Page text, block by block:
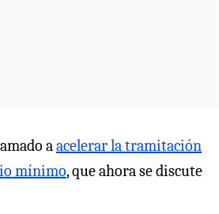
aacelerar la tramitación
mínimo, que ahora se discute